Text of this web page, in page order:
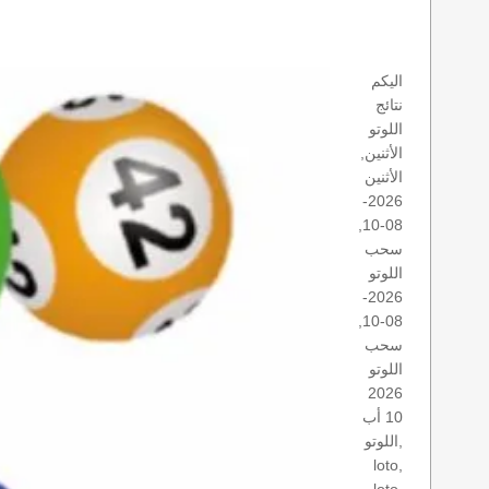
اليكم
نتائج
اللوتو
الأثنين,
الأثنين
2026-
سحب
اللوتو
2026-
سحب
اللوتو
2026
10 أب
اللوتو,
loto,